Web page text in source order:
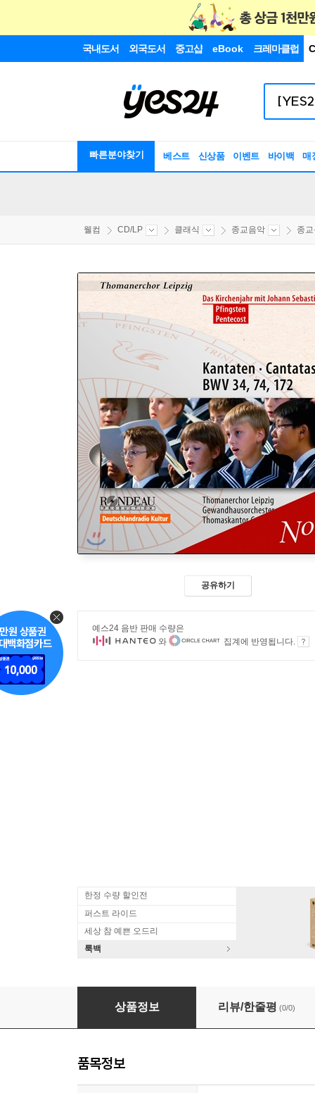
국내도서 외국도서 중고샵 eBook 크레마클럽
빠른분야찾기 베스트 신상품 이벤트 바이백 매
웰컴 CD/LP 클래식 종교음악 종
공유하기
예스24 음반 판매 수량은
와
집계에 반영됩니다.
한정 수량 할인전
퍼스트 라이드
세상 참 예쁜 오드리
룩백
Thomanerchor Leipzig 바흐: 칸타타 34, 74,
상품정보 리뷰/한줄평 (0/0)
품목정보